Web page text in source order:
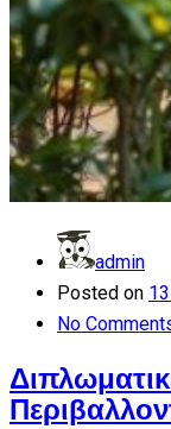
admin
Posted on
No